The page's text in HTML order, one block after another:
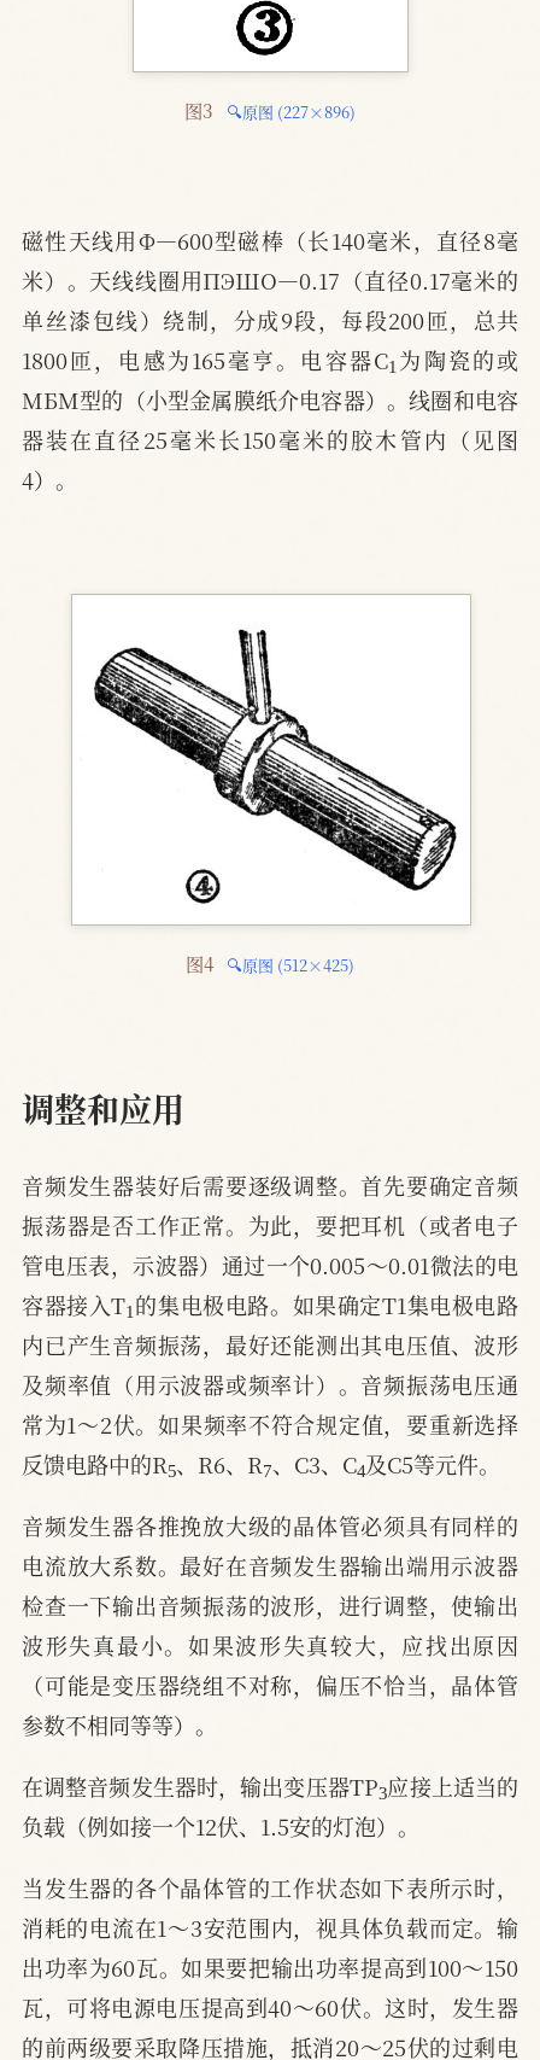
图3 🔍原图 (227×896)
磁性天线用Ф—600型磁棒（长140毫米，直径8毫
米）。天线线圈用ПЭШО—0.17（直径0.17毫米的
单丝漆包线）绕制，分成9段，每段200匝，总共
1800匝，电感为165毫亨。电容器C1为陶瓷的或
MБM型的（小型金属膜纸介电容器）。线圈和电容
器装在直径25毫米长150毫米的胶木管内（见图
4）。
图4 🔍原图 (512×425)
调整和应用
音频发生器装好后需要逐级调整。首先要确定音频
振荡器是否工作正常。为此，要把耳机（或者电子
管电压表，示波器）通过一个0.005～0.01微法的电
容器接入T 1的集电极电路。如果确定T1集电极电路
内已产生音频振荡，最好还能测出其电压值、波形
及频率值（用示波器或频率计）。音频振荡电压通
常为1～2伏。如果频率不符合规定值，要重新选择
反馈电路中的R5、R6、R 7、C3、C4及C5等元件。
音频发生器各推挽放大级的晶体管必须具有同样的
电流放大系数。最好在音频发生器输出端用示波器
检查一下输出音频振荡的波形，进行调整，使输出
波形失真最小。如果波形失真较大，应找出原因
（可能是变压器绕组不对称，偏压不恰当，晶体管
参数不相同等等）。
在调整音频发生器时，输出变压器TP 应接上适当的
负载（例如接一个12伏、1.5安的灯泡）。
当发生器的各个晶体管的工作状态如下表所示时，
消耗的电流在1～3安范围内，视具体负载而定。输
出功率为60瓦。如果要把输出功率提高到100～150
瓦，可将电源电压提高到40～60伏。这时，发生器
的前两级要采取降压措施，抵消20～25伏的过剩电